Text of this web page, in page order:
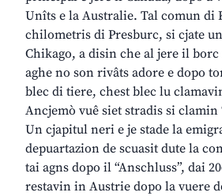
Unîts e la Australie. Tal comun di
chilometris di Presburc, si cjate
Chikago, a disin che al jere il
aghe no son rivâts adore e dopo
blec di tiere, chest blec lu
Ancjemò vuê siet stradis si clamin
Un cjapitul neri e je stade la
depuartazion de scuasit dute la
tai agns dopo il “Anschluss”, dai
restavin in Austrie dopo la vuere